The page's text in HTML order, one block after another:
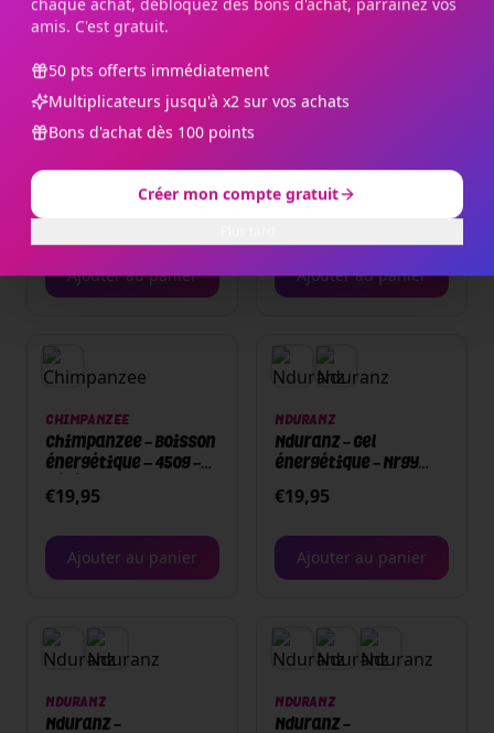
CHIMPANZEE
Ajouter au panier
Beurre de cacahuètes
Ajouter au panier
CHIMPANZEE
Chimpanzee - Boisson
énergétique – 450g -
Glucanes
€19,95
Ajouter au panier
NDURANZ
Nduranz - Gel
énergétique - Nrgy
Rechargeable 1000g -
€19,95
Ajouter au panier
NDURANZ
Nduranz -
NDURANZ
Nduranz -
amis. C'est gratuit.
50 pts offerts immédiatement
Multiplicateurs jusqu'à x2 sur vos achats
Bons d'achat dès 100 points
Créer mon compte gratuit